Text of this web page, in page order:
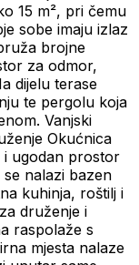
15 m², pri čemu
sobe imaju izlaz
brojne
za odmor,
dijelu terase
te pergolu koja
Vanjski
Okućnica
ugodan prostor
nalazi bazen
kuhinja, roštilj i
druženje i
raspolaže s
mjesta nalaze